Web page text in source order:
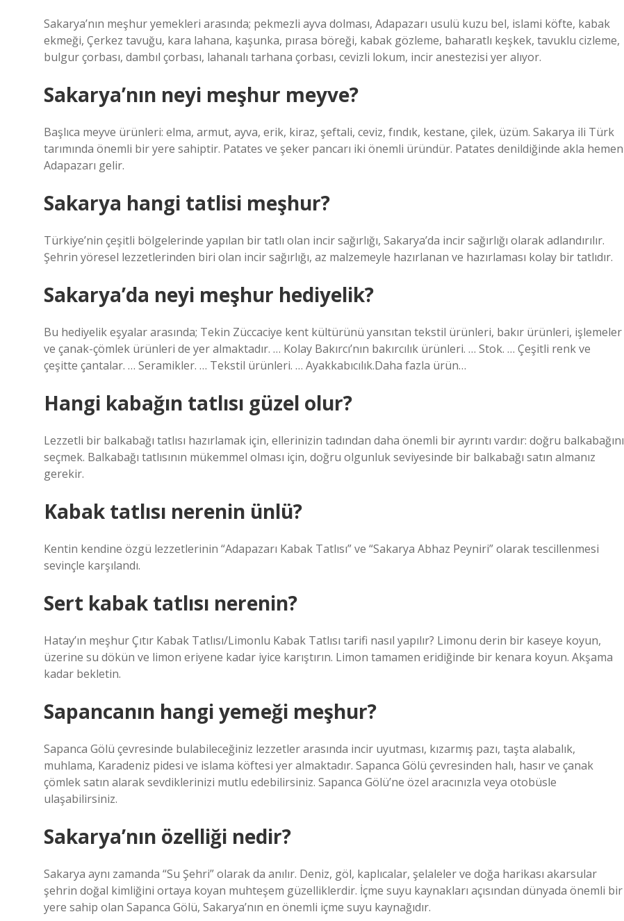
Sakarya’nın meşhur yemekleri arasında; pekmezli ayva dolması, Adapazarı usulü kuzu bel, islami köfte, kabak
ekmeği, Çerkez tavuğu, kara lahana, kaşunka, pırasa böreği, kabak gözleme, baharatlı keşkek, tavuklu cizleme,
bulgur çorbası, dambıl çorbası, lahanalı tarhana çorbası, cevizli lokum, incir anestezisi yer alıyor.
Sakarya’nın neyi meşhur meyve?
Başlıca meyve ürünleri: elma, armut, ayva, erik, kiraz, şeftali, ceviz, fındık, kestane, çilek, üzüm. Sakarya ili Türk
tarımında önemli bir yere sahiptir. Patates ve şeker pancarı iki önemli üründür. Patates denildiğinde akla hemen
Adapazarı gelir.
Sakarya hangi tatlisi meşhur?
Türkiye’nin çeşitli bölgelerinde yapılan bir tatlı olan incir sağırlığı, Sakarya’da incir sağırlığı olarak adlandırılır.
Şehrin yöresel lezzetlerinden biri olan incir sağırlığı, az malzemeyle hazırlanan ve hazırlaması kolay bir tatlıdır.
Sakarya’da neyi meşhur hediyelik?
Bu hediyelik eşyalar arasında; Tekin Züccaciye kent kültürünü yansıtan tekstil ürünleri, bakır ürünleri, işlemeler
ve çanak-çömlek ürünleri de yer almaktadır. … Kolay Bakırcı’nın bakırcılık ürünleri. … Stok. … Çeşitli renk ve
çeşitte çantalar. … Seramikler. … Tekstil ürünleri. … Ayakkabıcılık.Daha fazla ürün…
Hangi kabağın tatlısı güzel olur?
Lezzetli bir balkabağı tatlısı hazırlamak için, ellerinizin tadından daha önemli bir ayrıntı vardır: doğru balkabağını
seçmek. Balkabağı tatlısının mükemmel olması için, doğru olgunluk seviyesinde bir balkabağı satın almanız
gerekir.
Kabak tatlısı nerenin ünlü?
Kentin kendine özgü lezzetlerinin “Adapazarı Kabak Tatlısı” ve “Sakarya Abhaz Peyniri” olarak tescillenmesi
sevinçle karşılandı.
Sert kabak tatlısı nerenin?
Hatay’ın meşhur Çıtır Kabak Tatlısı/Limonlu Kabak Tatlısı tarifi nasıl yapılır? Limonu derin bir kaseye koyun,
üzerine su dökün ve limon eriyene kadar iyice karıştırın. Limon tamamen eridiğinde bir kenara koyun. Akşama
kadar bekletin.
Sapancanın hangi yemeği meşhur?
Sapanca Gölü çevresinde bulabileceğiniz lezzetler arasında incir uyutması, kızarmış pazı, taşta alabalık,
muhlama, Karadeniz pidesi ve islama köftesi yer almaktadır. Sapanca Gölü çevresinden halı, hasır ve çanak
çömlek satın alarak sevdiklerinizi mutlu edebilirsiniz. Sapanca Gölü’ne özel aracınızla veya otobüsle
ulaşabilirsiniz.
Sakarya’nın özelliği nedir?
Sakarya aynı zamanda “Su Şehri” olarak da anılır. Deniz, göl, kaplıcalar, şelaleler ve doğa harikası akarsular
şehrin doğal kimliğini ortaya koyan muhteşem güzelliklerdir. İçme suyu kaynakları açısından dünyada önemli bir
yere sahip olan Sapanca Gölü, Sakarya’nın en önemli içme suyu kaynağıdır.